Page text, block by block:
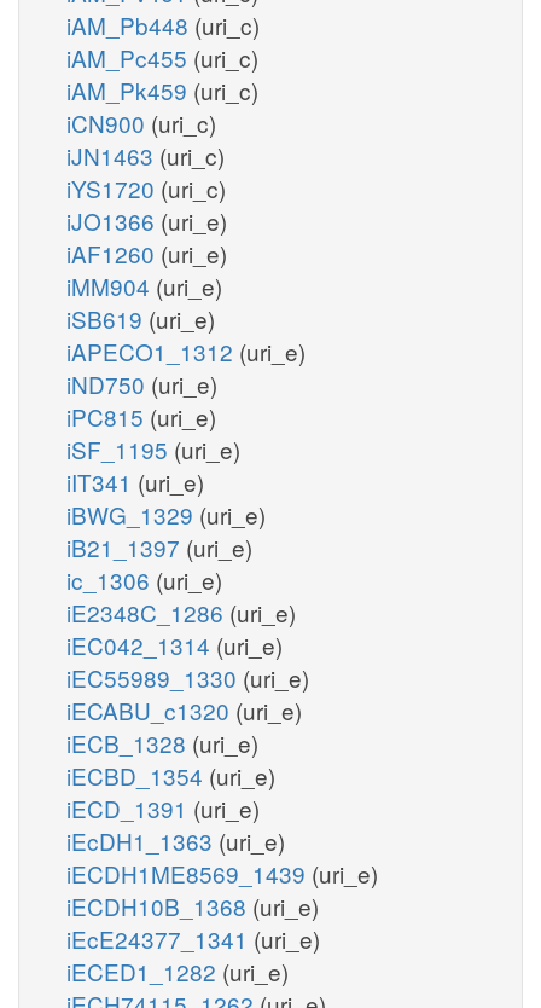
iAM_Pb448 (uri_c)
iAM_Pc455 (uri_c)
iAM_Pk459 (uri_c)
iCN900 (uri_c)
iJN1463 (uri_c)
iYS1720 (uri_c)
iJO1366 (uri_e)
iAF1260 (uri_e)
iMM904 (uri_e)
iSB619 (uri_e)
iAPECO1_1312 (uri_e)
iND750 (uri_e)
iPC815 (uri_e)
iSF_1195 (uri_e)
iIT341 (uri_e)
iBWG_1329 (uri_e)
iB21_1397 (uri_e)
ic_1306 (uri_e)
iE2348C_1286 (uri_e)
iEC042_1314 (uri_e)
iEC55989_1330 (uri_e)
iECABU_c1320 (uri_e)
iECB_1328 (uri_e)
iECBD_1354 (uri_e)
iECD_1391 (uri_e)
iEcDH1_1363 (uri_e)
iECDH1ME8569_1439 (uri_e)
iECDH10B_1368 (uri_e)
iEcE24377_1341 (uri_e)
iECED1_1282 (uri_e)